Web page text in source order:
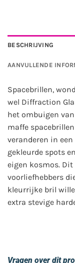
BESCHRIJVING
AANVULLENDE
Spacebrillen,
wel Diffraction
het ombuigen
maffe
veranderen in
gekleurde spots
eigen kosmos.
voorliefhebbers
kleurrijke bril
extra stevige
Vragen over dit